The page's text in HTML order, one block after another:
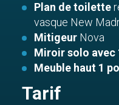
Plan de toilette
vasque New
Mitigeur Nova
Miroir solo avec
Meuble haut 1
Tarif